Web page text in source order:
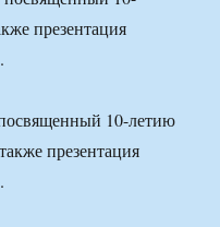
презентация
10-летию
презентация